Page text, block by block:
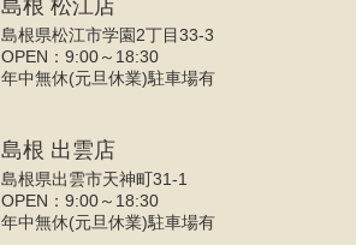
島根 松江店
島根県松江市学園2丁目33-3
OPEN：9:00～18:30
年中無休(元旦休業)駐車場有
島根 出雲店
島根県出雲市天神町31-1
OPEN：9:00～18:30
年中無休(元旦休業)駐車場有